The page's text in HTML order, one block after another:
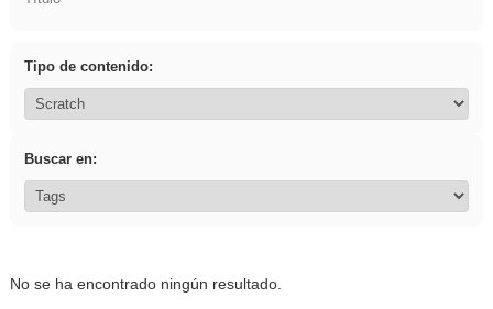
Tipo de contenido:
Buscar en:
No se ha encontrado ningún resultado.